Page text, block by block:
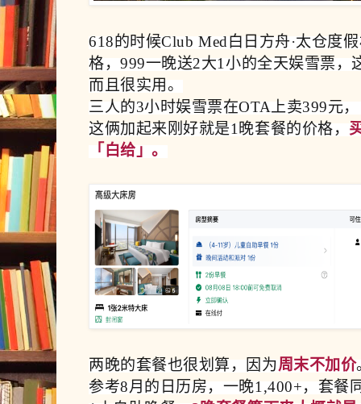
618的时候Club Med白日方舟·太仓度
格，999一晚送2大1小的全天娱雪票，
而且很实用。
三人的3小时娱雪票在OTA上卖399元
这俩加起来刚好就是1晚套餐的价格，
「白给」。
两晚的套餐也很划算，因为周末不加价
参考8月的日历房，一晚1,400+，套餐